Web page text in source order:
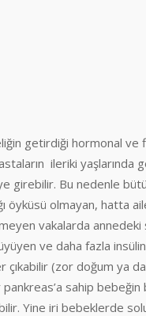
getirdiği hormonal ve
ileriki yaşlarında
girebilir. Bu nedenle
öyküsü olmayan, hatta
vakalarda
ve daha fazla
(zor doğum ya
sahip bebeğin
Yine iri bebeklerde